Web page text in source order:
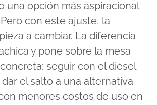
una opción más aspiracional
con este ajuste, la
a cambiar. La diferencia
y pone sobre la mesa
seguir con el diésel
el salto a una alternativa
menores costos de uso en